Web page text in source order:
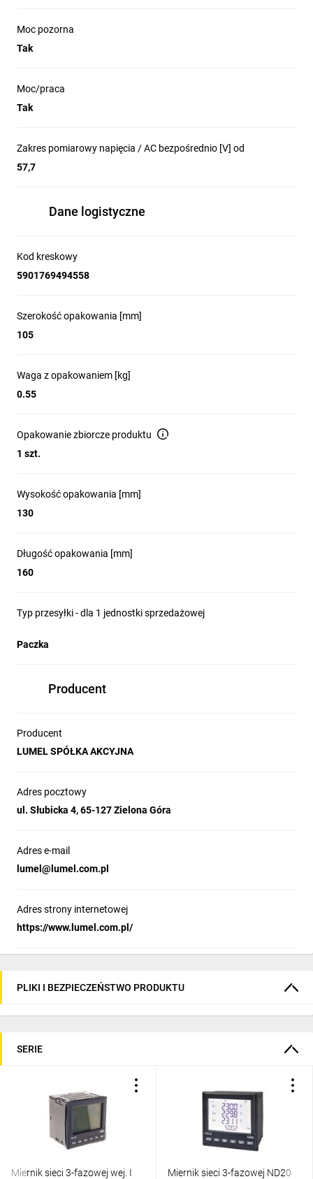
Moc pozorna
Tak
Moc/praca
Tak
Zakres pomiarowy napięcia / AC bezpośrednio [V] od
57,7
Dane logistyczne
Kod kreskowy
5901769494558
Szerokość opakowania [mm]
105
Waga z opakowaniem [kg]
0.55
Opakowanie zbiorcze produktu
1 szt.
Wysokość opakowania [mm]
130
Długość opakowania [mm]
160
Typ przesyłki - dla 1 jednostki sprzedażowej
Paczka
Producent
Producent
LUMEL SPÓŁKA AKCYJNA
Adres pocztowy
ul. Słubicka 4, 65-127 Zielona Góra
Adres e-mail
lumel@lumel.com.pl
Adres strony internetowej
https://www.lumel.com.pl/
PLIKI I BEZPIECZEŃSTWO PRODUKTU
SERIE
Miernik sieci 3-fazowej wej. I
Miernik sieci 3-fazowej ND20